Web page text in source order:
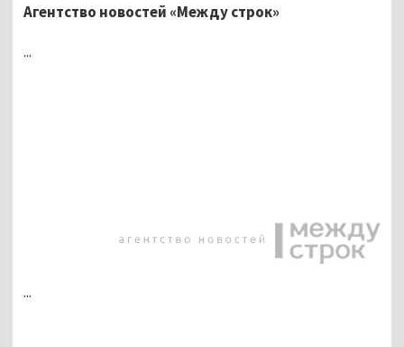
Агентство новостей «Между строк»
...
...